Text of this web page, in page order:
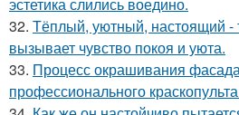
32. Тёплый, уютный, настоящий -
вызывает чувство покоя и уюта.
33. Процесс окрашивания
профессионального